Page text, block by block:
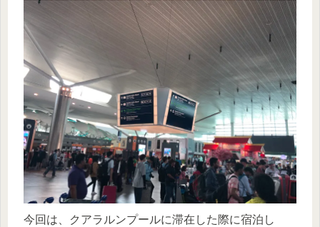
今回は、クアラルンプールに滞在した際に宿泊し